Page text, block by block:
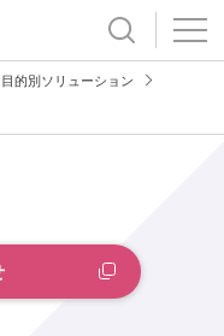
的別ソリューション